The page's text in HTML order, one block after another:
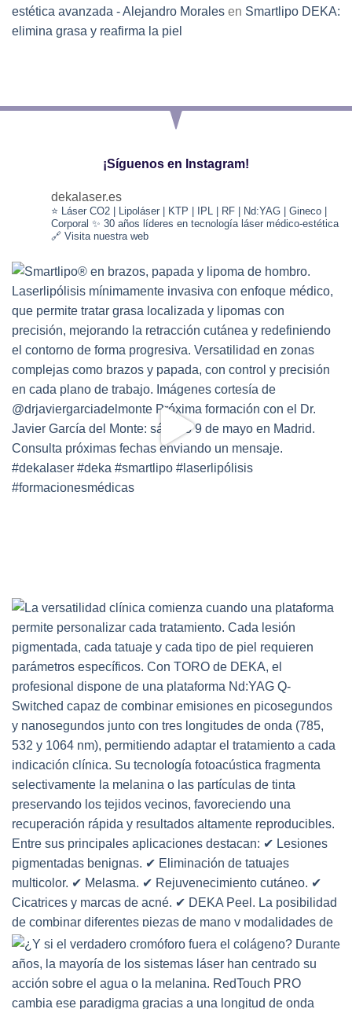
estética avanzada - Alejandro Morales en Smartlipo DEKA:
elimina grasa y reafirma la piel
¡Síguenos en Instagram!
dekalaser.es
⭐️ Láser CO2 | Lipoláser | KTP | IPL | RF | Nd:YAG | Gineco |
Corporal ✨ 30 años líderes en tecnología láser médico-estética
🔗 Visita nuestra web